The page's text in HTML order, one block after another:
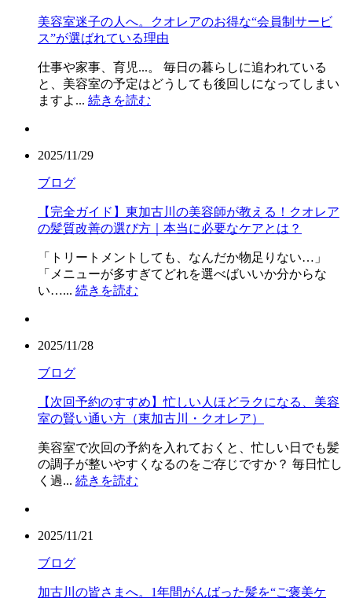
美容室迷子の人へ。クオレアのお得な“会員制サービ
ス”が選ばれている理由
仕事や家事、育児...。 毎日の暮らしに追われている
と、美容室の予定はどうしても後回しになってしまい
ますよ... 続きを読む
2025/11/29
ブログ
【完全ガイド】東加古川の美容師が教える！クオレア
の髪質改善の選び方｜本当に必要なケアとは？
「トリートメントしても、なんだか物足りない…」
「メニューが多すぎてどれを選べばいいか分からな
い…... 続きを読む
2025/11/28
ブログ
【次回予約のすすめ】忙しい人ほどラクになる、美容
室の賢い通い方（東加古川・クオレア）
美容室で次回の予約を入れておくと、忙しい日でも髪
の調子が整いやすくなるのをご存じですか？ 毎日忙し
く過... 続きを読む
2025/11/21
ブログ
加古川の皆さまへ。1年間がんばった髪を“ご褒美ケ